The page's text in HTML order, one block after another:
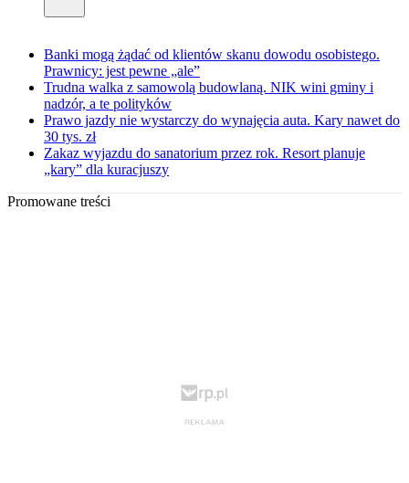
Banki mogą żądać od klientów skanu dowodu osobistego.
Prawnicy: jest pewne „ale”
Trudna walka z samowolą budowlaną. NIK wini gminy i
nadzór, a te polityków
Prawo jazdy nie wystarczy do wynajęcia auta. Kary nawet do
30 tys. zł
Zakaz wyjazdu do sanatorium przez rok. Resort planuje
„kary” dla kuracjuszy
Promowane treści